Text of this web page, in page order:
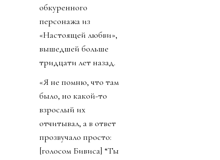
обкуренного
персонажа из
«Настоящей любви»,
вышедшей больше
тридцати лет назад.
«Я не помню, что там
было, но какой-то
взрослый их
отчитывал, а в ответ
прозвучало просто:
[голосом Бивиса] “Ты